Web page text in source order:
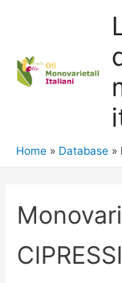
Home Database